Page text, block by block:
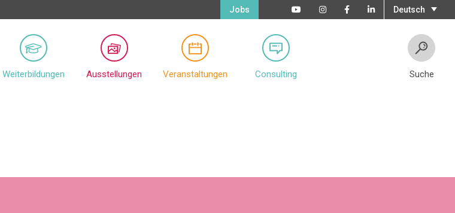
Deutsch
Jobs
Weiterbildungen Ausstellungen Veranstaltungen Consulting Suche